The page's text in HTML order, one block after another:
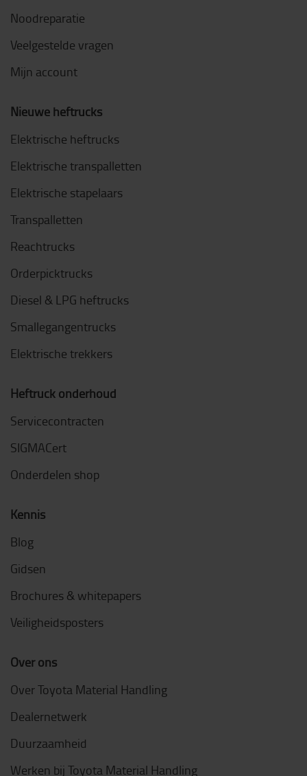
Noodreparatie
Veelgestelde vragen
Mijn account
Nieuwe heftrucks
Elektrische heftrucks
Elektrische transpalletten
Elektrische stapelaars
Transpalletten
Reachtrucks
Orderpicktrucks
Diesel & LPG heftrucks
Smallegangentrucks
Elektrische trekkers
Heftruck onderhoud
Servicecontracten
SIGMACert
Onderdelen shop
Kennis
Blog
Gidsen
Brochures & whitepapers
Veiligheidsposters
Over ons
Over Toyota Material Handling
Dealernetwerk
Duurzaamheid
Werken bij Toyota Material Handling